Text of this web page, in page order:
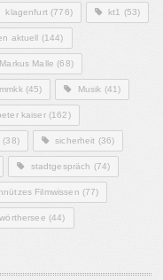
klagenfurt(776) kt1 (53)
aktuell (144)
Markus Malle (68)
mmkk(45) Musik (41)
kaiser(162)
(38) sicherheit (36)
stadtgespräch (74)
Filmwissen (77)
wörthersee (44)